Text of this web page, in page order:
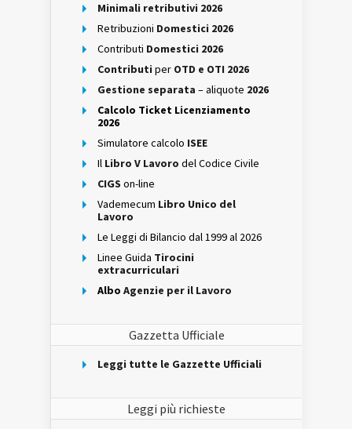
Minimali retributivi 2026
Retribuzioni Domestici 2026
Contributi Domestici 2026
Contributi per OTD e OTI 2026
Gestione separata – aliquote 2026
Calcolo Ticket Licenziamento
2026
Simulatore calcolo ISEE
Il Libro V Lavoro del Codice Civile
CIGS on-line
Vademecum Libro Unico del
Lavoro
Le Leggi di Bilancio dal 1999 al 2026
Linee Guida Tirocini
extracurriculari
Albo Agenzie per il Lavoro
Gazzetta Ufficiale
Leggi tutte le Gazzette Ufficiali
Leggi più richieste